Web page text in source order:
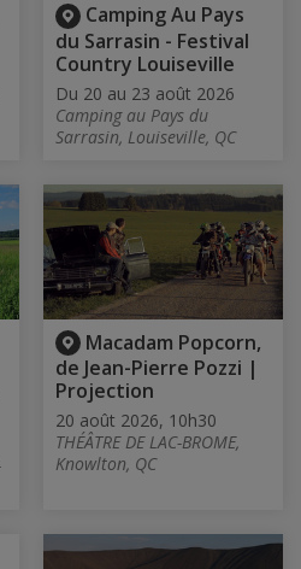
Camping Au Pays
du Sarrasin - Festival
Country Louiseville
Du 20 au 23 août 2026
Camping au Pays du
Sarrasin, Louiseville, QC
Macadam Popcorn,
de Jean-Pierre Pozzi |
Projection
20 août 2026, 10h30
THÉÂTRE DE LAC-BROME,
Knowlton, QC